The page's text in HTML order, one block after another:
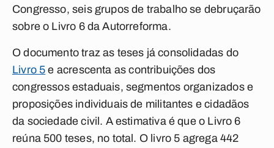
Congresso, seis grupos de trabalho se debruçarão
sobre o Livro 6 da Autorreforma.
O documento traz as teses já consolidadas do
Livro 5 e acrescenta as contribuições dos
congressos estaduais, segmentos organizados e
proposições individuais de militantes e cidadãos
da sociedade civil. A estimativa é que o Livro 6
reúna 500 teses, no total. O livro 5 agrega 442